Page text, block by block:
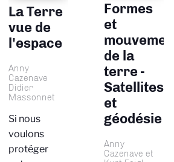
La Terre
vue de
l'espace
Anny
Cazenave
Didier
Massonnet
Si nous
voulons
protéger
Formes
et
de la
terre -
Satellites
et
géodésie
Anny
Cazenave et